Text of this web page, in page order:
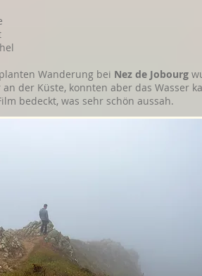
Wanderung bei Nez de Jobourg
der Küste, konnten aber das Wasser
bedeckt, was sehr schön aussah.